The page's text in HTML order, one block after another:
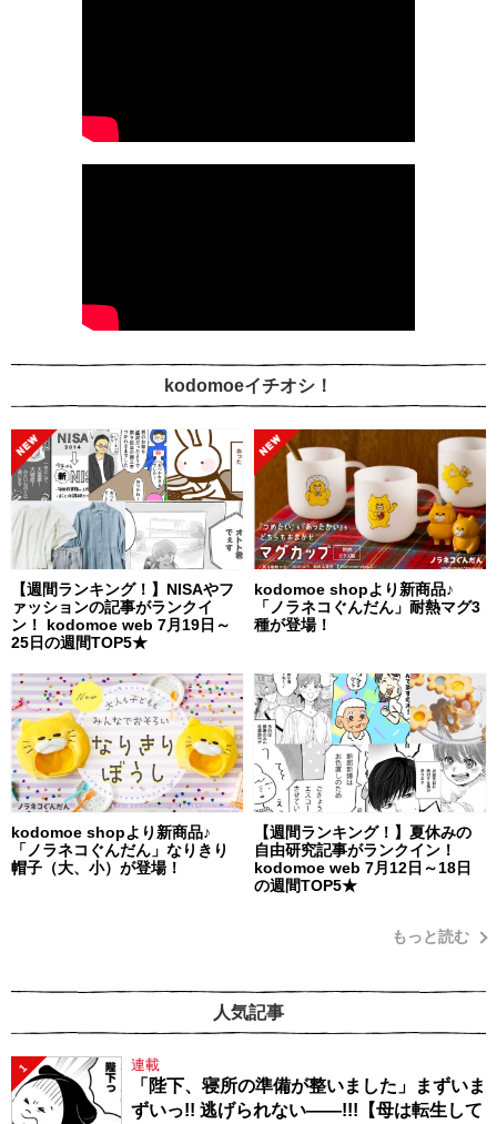
kodomoeイチオシ！
【週間ランキング！】NISAやフ
ァッションの記事がランクイ
ン！ kodomoe web 7月19日～
25日の週間TOP5★
kodomoe shopより新商品♪
「ノラネコぐんだん」耐熱マグ3
種が登場！
kodomoe shopより新商品♪
「ノラネコぐんだん」なりきり
帽子（大、小）が登場！
【週間ランキング！】夏休みの
自由研究記事がランクイン！
kodomoe web 7月12日～18日
の週間TOP5★
もっと読む
人気記事
1 連載
「陛下、寝所の準備が整いました」まずいま
ずいっ!! 逃げられない――!!!【母は転生して